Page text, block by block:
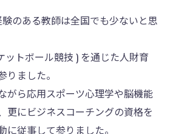
のある教師は全国でも少ないと思
ットボール競技 ) を通じた人財育
ました。
がら応用スポーツ心理学や脳機能
更にビジネスコーチングの資格を
従事して参りました。